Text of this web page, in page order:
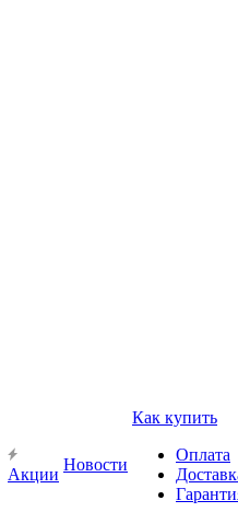
Акции
Новости
Как купить
Оплата